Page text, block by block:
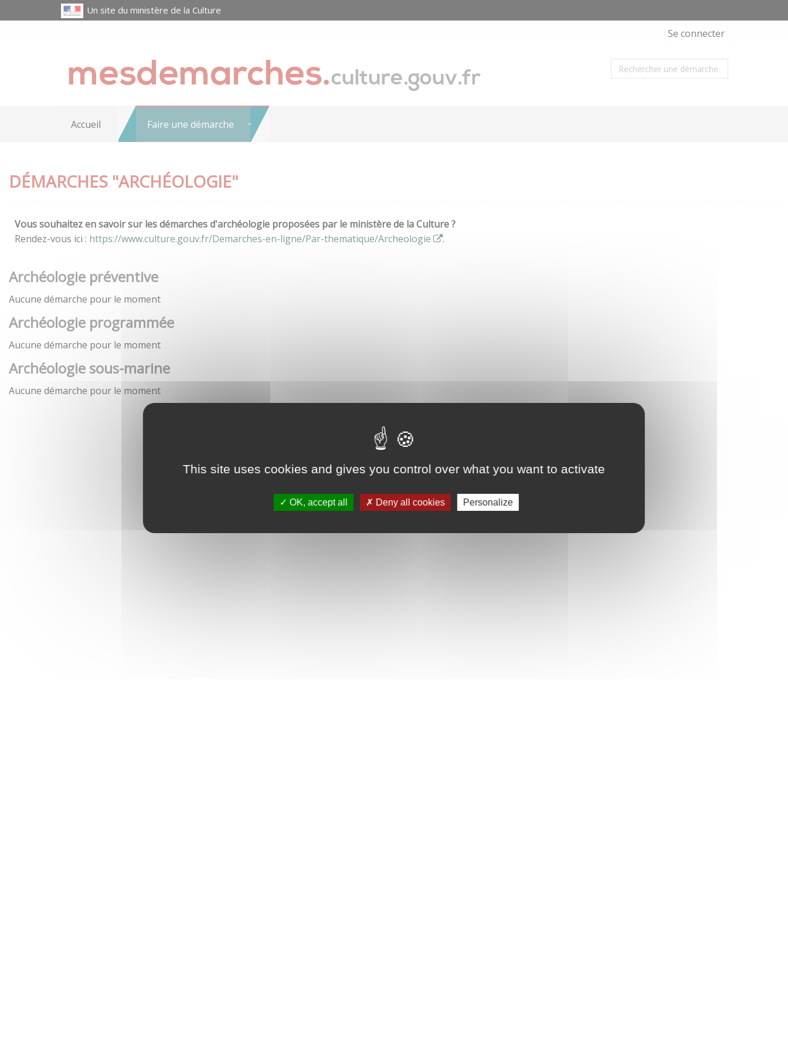
This site uses cookies and gives you control over what you want to activate
OK, accept all Deny all cookies Personalize
Un site du ministère de la Culture
Se connecter
Accueil Faire une démarche
DÉMARCHES "ARCHÉOLOGIE"
Vous souhaitez en savoir sur les démarches d'archéologie proposées par le ministère de la Culture ?
Rendez-vous ici : https://www.culture.gouv.fr/Demarches-en-ligne/Par-thematique/Archeologie .
Archéologie préventive
Aucune démarche pour le moment
Archéologie programmée
Aucune démarche pour le moment
Archéologie sous-marine
Aucune démarche pour le moment